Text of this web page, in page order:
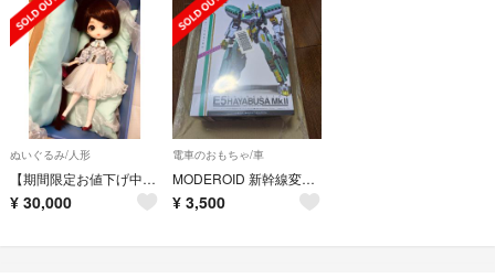
ぬいぐるみ/人形
【期間限定お値下げ中】ハルモニアブルーム ユリ
¥ 30,000
電車のおもちゃ/車
MODEROID 新幹線変形ロボ シンカリオン シンカリオン E5はやぶさ Mk
¥ 3,500